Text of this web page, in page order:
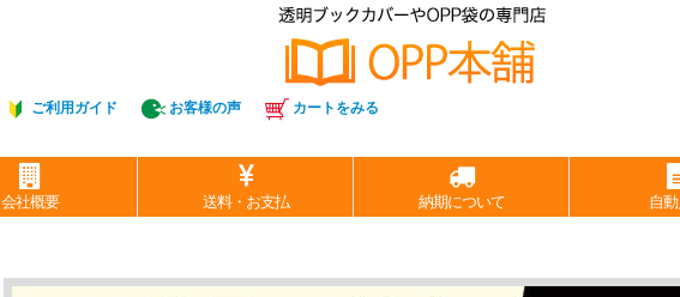
ご利用ガイド お客様の声 カートをみる
会社概要 送料・お支払 納期について 自